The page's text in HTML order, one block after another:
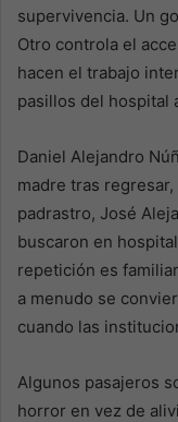
supervivencia. Un
Otro controla el
hacen el trabajo
pasillos del hospital
Daniel Alejandro
madre tras
padrastro, José
buscaron en
repetición es
a menudo se
cuando las
Algunos pasajeros
horror en vez de